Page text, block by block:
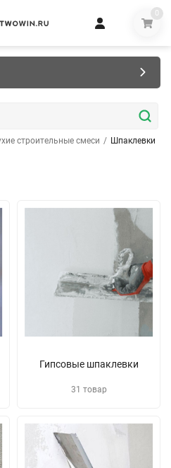
0
строительные смеси / Шпаклевки
Гипсовые шпаклевки
31 товар